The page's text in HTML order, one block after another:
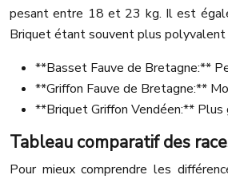
pesant entre 18 et 23 kg. Il est
Briquet étant souvent plus polyvalent
**Basset Fauve de Bretagne:**
**Griffon Fauve de Bretagne:**
**Briquet Griffon Vendéen:**
Tableau comparatif des
Pour mieux comprendre les